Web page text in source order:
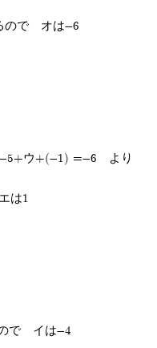
ので オは-6
縦 -5+ウ+(-1) =-6 より
は1
で イは-4